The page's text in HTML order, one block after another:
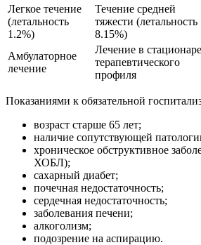
Легкое течение
(летальность
1.2%)
Течение средней
тяжести (летальность
8.15%)
Амбулаторное
лечение
Лечение в стационаре
терапевтического
профиля
Показаниями к обязательной
возраст старше 65 лет;
наличие сопутствующей
хроническое обструктивное
ХОБЛ);
сахарный диабет;
почечная недостаточность;
сердечная недостаточность;
заболевания печени;
алкоголизм;
подозрение на аспирацию.